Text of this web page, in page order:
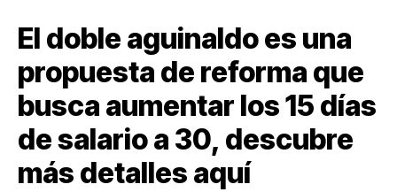
El doble aguinaldo es una
propuesta de reforma que
busca aumentar los 15 días
de salario a 30, descubre
más detalles aquí